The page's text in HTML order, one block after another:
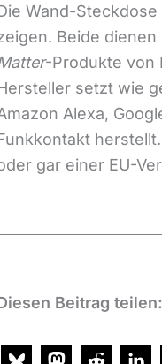
Wand-
Beide
-Produkte von
setzt wie
Alexa,
gar einer EU-
Beitrag teilen: